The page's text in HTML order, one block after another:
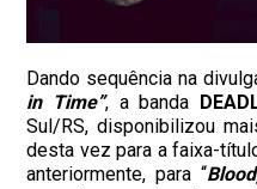
Dando sequência na
in Time”, a banda
Sul/RS, disponibilizou
desta vez para a faixa-
anteriormente, para “